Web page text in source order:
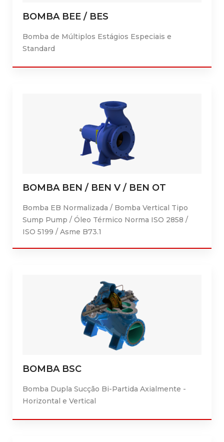
BOMBA BEE / BES
Bomba de Múltiplos Estágios Especiais e
Standard
BOMBA BEN / BEN V / BEN OT
Bomba EB Normalizada / Bomba Vertical Tipo
Sump Pump / Óleo Térmico Norma ISO 2858 /
ISO 5199 / Asme B73.1
BOMBA BSC
Bomba Dupla Sucção Bi-Partida Axialmente -
Horizontal e Vertical